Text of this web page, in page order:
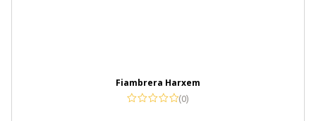
Fiambrera Harxem
(0)